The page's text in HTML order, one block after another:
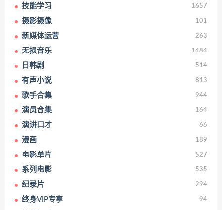
技能学习 1657
摄影摄像 101
新媒体运营 263
无损音乐 1484
日韩剧 514
有声小说 813
歌手合集 944
演员合集 164
演讲口才 66
漫画 189
电影单片 527
系列电影 535
纪录片 294
终身VIP专享 94